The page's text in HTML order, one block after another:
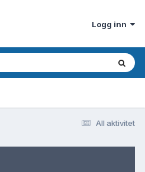
Logg inn
All aktivitet